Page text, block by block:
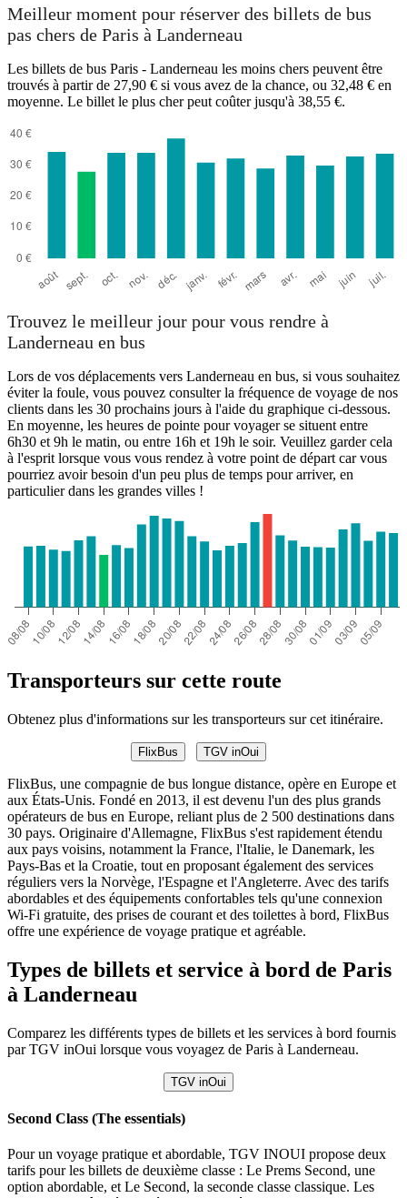
Meilleur moment pour réserver des billets de bus
pas chers de Paris à Landerneau
Les billets de bus Paris - Landerneau les moins chers peuvent être
trouvés à partir de 27,90 € si vous avez de la chance, ou 32,48 € en
moyenne. Le billet le plus cher peut coûter jusqu'à 38,55 €.
Trouvez le meilleur jour pour vous rendre à
Landerneau en bus
Lors de vos déplacements vers Landerneau en bus, si vous souhaitez
éviter la foule, vous pouvez consulter la fréquence de voyage de nos
clients dans les 30 prochains jours à l'aide du graphique ci-dessous.
En moyenne, les heures de pointe pour voyager se situent entre
6h30 et 9h le matin, ou entre 16h et 19h le soir. Veuillez garder cela
à l'esprit lorsque vous vous rendez à votre point de départ car vous
pourriez avoir besoin d'un peu plus de temps pour arriver, en
particulier dans les grandes villes !
Transporteurs sur cette route
Obtenez plus d'informations sur les transporteurs sur cet itinéraire.
FlixBus TGV inOui
FlixBus, une compagnie de bus longue distance, opère en Europe et
aux États-Unis. Fondé en 2013, il est devenu l'un des plus grands
opérateurs de bus en Europe, reliant plus de 2 500 destinations dans
30 pays. Originaire d'Allemagne, FlixBus s'est rapidement étendu
aux pays voisins, notamment la France, l'Italie, le Danemark, les
Pays-Bas et la Croatie, tout en proposant également des services
réguliers vers la Norvège, l'Espagne et l'Angleterre. Avec des tarifs
abordables et des équipements confortables tels qu'une connexion
Wi-Fi gratuite, des prises de courant et des toilettes à bord, FlixBus
offre une expérience de voyage pratique et agréable.
Types de billets et service à bord de Paris
à Landerneau
Comparez les différents types de billets et les services à bord fournis
par TGV inOui lorsque vous voyagez de Paris à Landerneau.
TGV inOui
Second Class (The essentials)
Pour un voyage pratique et abordable, TGV INOUI propose deux
tarifs pour les billets de deuxième classe : Le Prems Second, une
option abordable, et Le Second, la seconde classe classique. Les